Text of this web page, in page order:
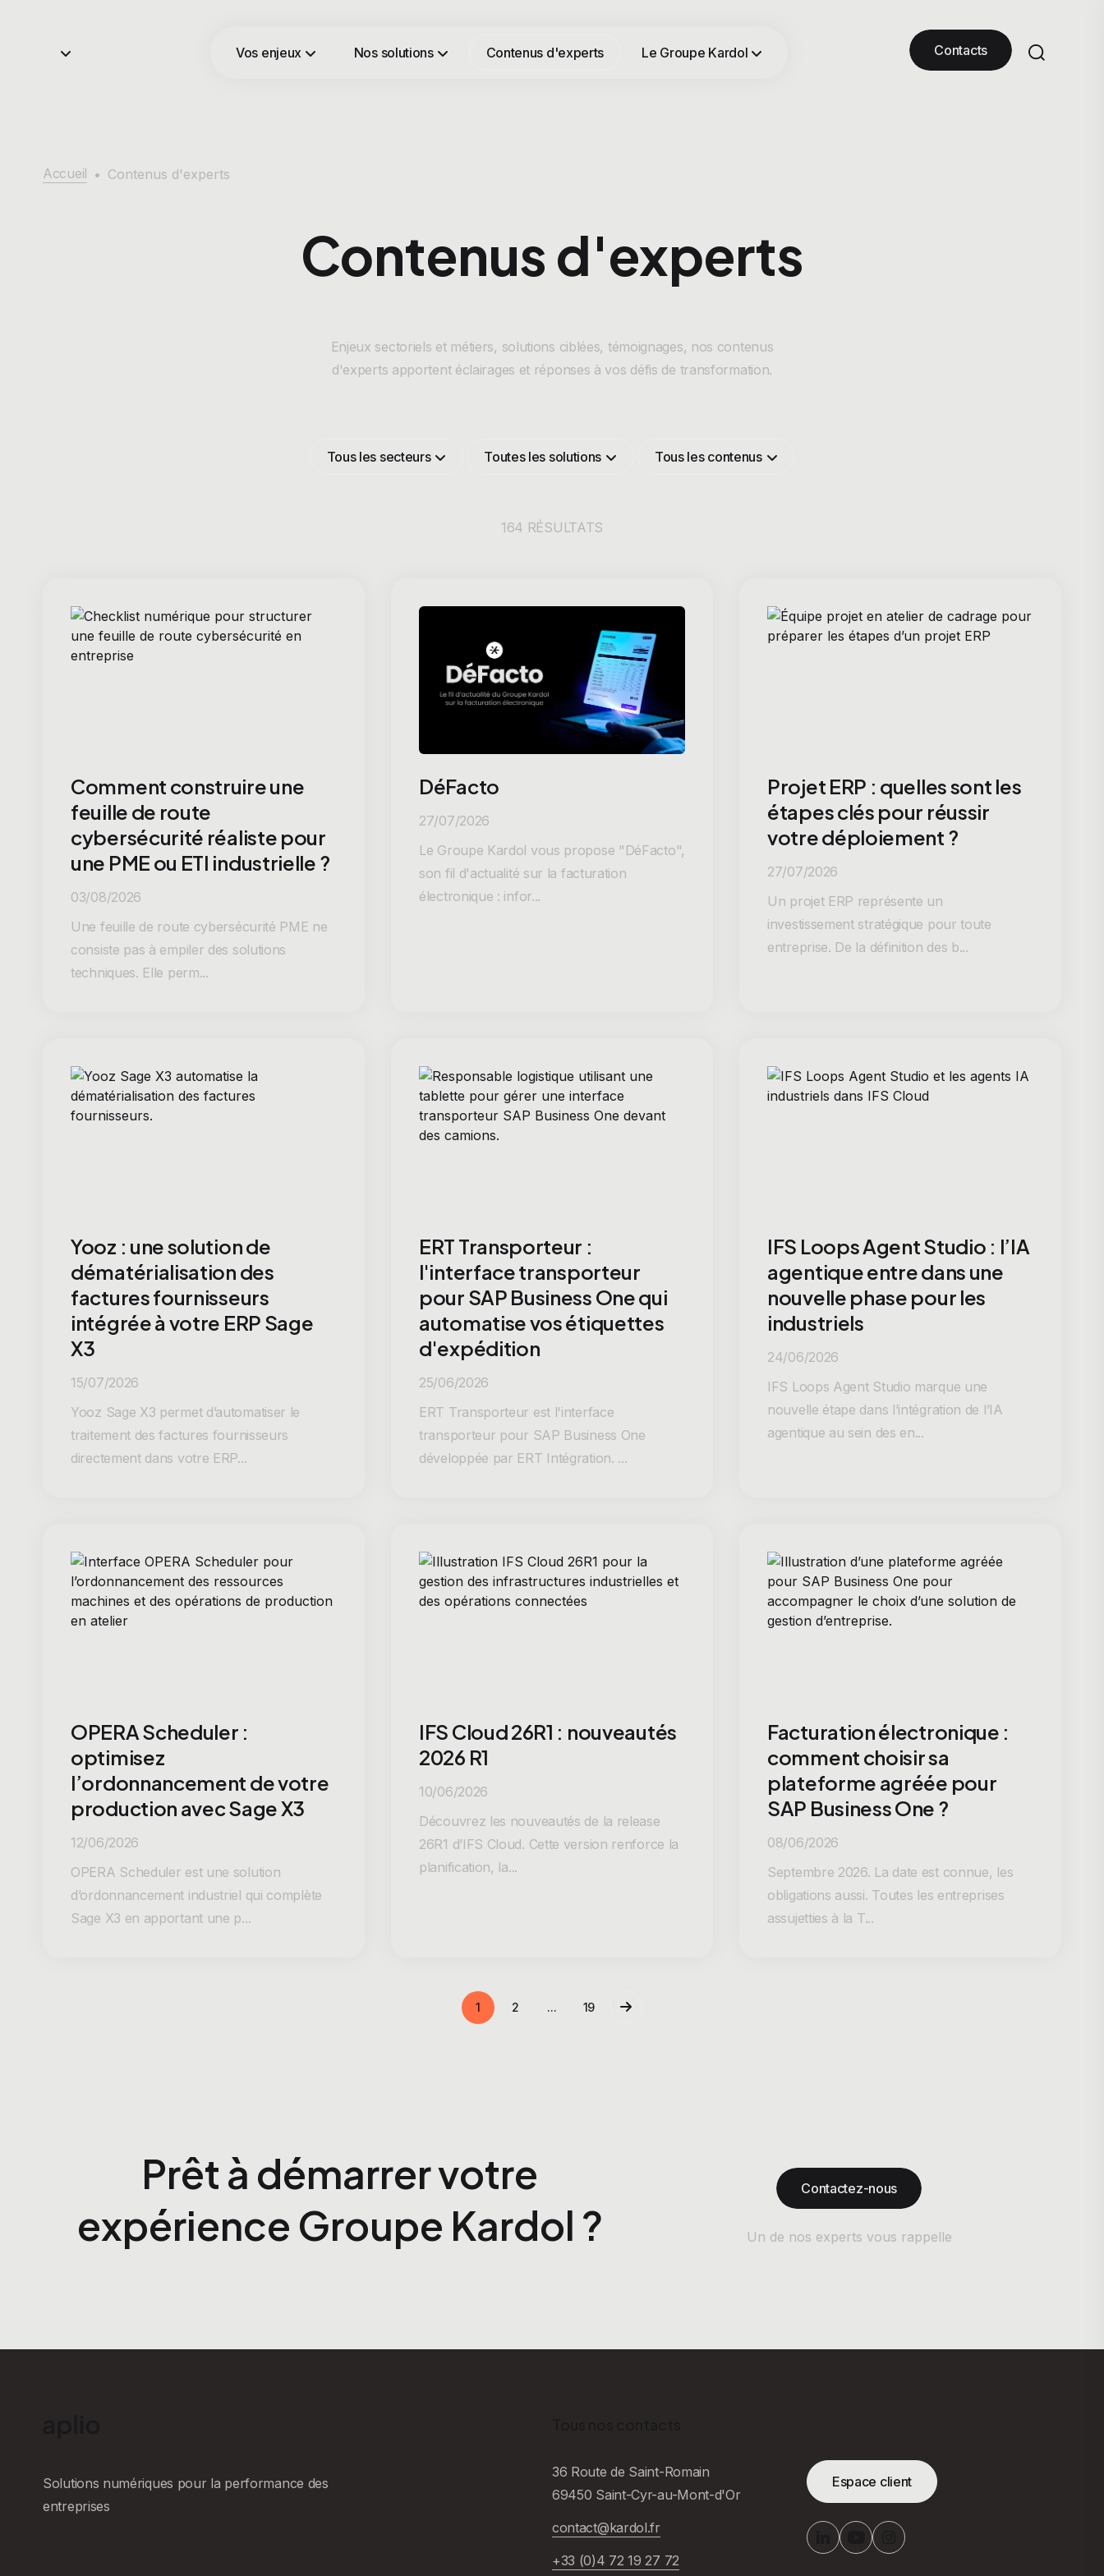
Vos enjeux Nos solutions Contenus d'experts Le Groupe Kardol Contacts
Accueil • Contenus d'experts
Contenus d'experts
Enjeux sectoriels et métiers, solutions ciblées, témoignages, nos contenus
d'experts apportent éclairages et réponses à vos défis de transformation.
Tous les secteurs Toutes les solutions Tous les contenus
164 RÉSULTATS
Comment construire une
feuille de route
cybersécurité réaliste pour
une PME ou ETI industrielle ?
03/08/2026
Une feuille de route cybersécurité PME ne
consiste pas à empiler des solutions
techniques. Elle perm...
DéFacto
27/07/2026
Le Groupe Kardol vous propose "DéFacto",
son fil d'actualité sur la facturation
électronique : infor...
Projet ERP : quelles sont les
étapes clés pour réussir
votre déploiement ?
27/07/2026
Un projet ERP représente un
investissement stratégique pour toute
entreprise. De la définition des b...
Yooz : une solution de
dématérialisation des
factures fournisseurs
intégrée à votre ERP Sage
X3
15/07/2026
Yooz Sage X3 permet d’automatiser le
traitement des factures fournisseurs
directement dans votre ERP...
ERT Transporteur :
l'interface transporteur
pour SAP Business One qui
automatise vos étiquettes
d'expédition
25/06/2026
ERT Transporteur est l'interface
transporteur pour SAP Business One
développée par ERT Intégration. ...
IFS Loops Agent Studio : l’IA
agentique entre dans une
nouvelle phase pour les
industriels
24/06/2026
IFS Loops Agent Studio marque une
nouvelle étape dans l’intégration de l’IA
agentique au sein des en...
OPERA Scheduler :
optimisez
l’ordonnancement de votre
production avec Sage X3
12/06/2026
OPERA Scheduler est une solution
d’ordonnancement industriel qui complète
Sage X3 en apportant une p...
IFS Cloud 26R1 : nouveautés
2026 R1
10/06/2026
Découvrez les nouveautés de la release
26R1 d’IFS Cloud. Cette version renforce la
planification, la...
Facturation électronique :
comment choisir sa
plateforme agréée pour
SAP Business One ?
08/06/2026
Septembre 2026. La date est connue, les
obligations aussi. Toutes les entreprises
assujetties à la T...
1 2 ... 19
Prêt à démarrer votre
expérience Groupe Kardol ?
Contactez-nous
Un de nos experts vous rappelle
Solutions numériques pour la performance des
entreprises
36 Route de Saint-Romain
69450 Saint-Cyr-au-Mont-d'Or
contact@kardol.fr
+33 (0)4 72 19 27 72
Espace client